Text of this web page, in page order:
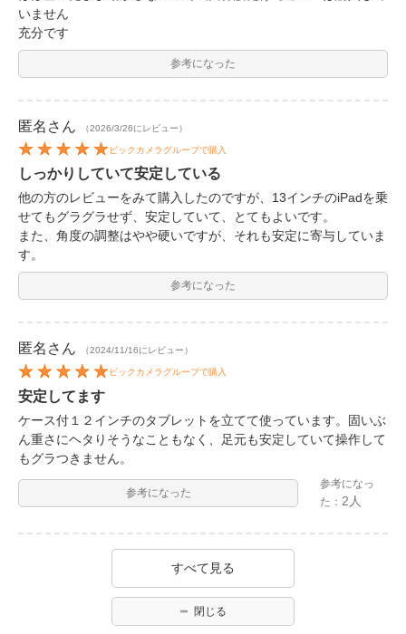
いません
充分です
参考になった
匿名 さん （2026/3/26にレビュー）
ビックカメラグループで購入
しっかりしていて安定している
他の方のレビューをみて購入したのですが、13インチのiPadを乗
せてもグラグラせず、安定していて、とてもよいです。
また、角度の調整はやや硬いですが、それも安定に寄与していま
す。
参考になった
匿名 さん （2024/11/16にレビュー）
ビックカメラグループで購入
安定してます
ケース付１２インチのタブレットを立てて使っています。固いぶ
ん重さにヘタりそうなこともなく、足元も安定していて操作して
もグラつきません。
参考になった
参考になっ
た：2人
すべて見る
閉じる